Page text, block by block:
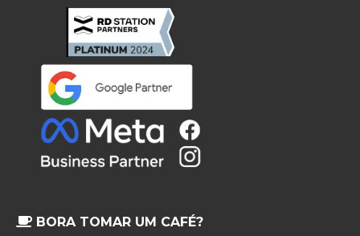
BORA TOMAR UM CAFÉ?